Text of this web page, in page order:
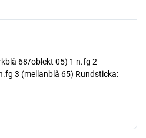
68/oblekt 05) 1 n.fg 2
3 (mellanblå 65) Rundsticka: